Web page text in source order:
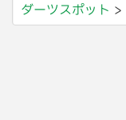
ダーツスポット